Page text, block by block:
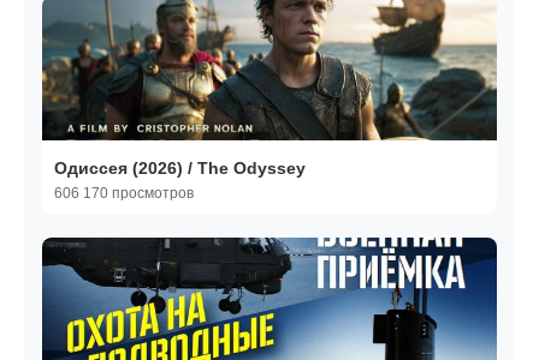
Одиссея (2026) / The Odyssey
606 170 просмотров